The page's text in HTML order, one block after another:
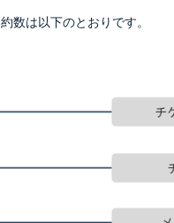
数は以下のとおりです。